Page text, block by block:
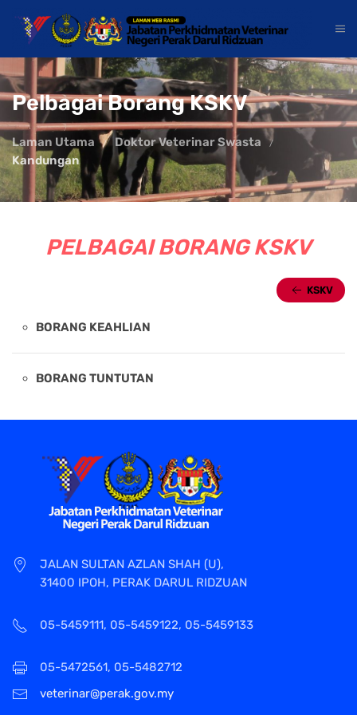
Pelbagai Borang KSKV
Laman Utama
Doktor Veterinar Swasta
Kandungan
PELBAGAI BORANG KSKV
KSKV
BORANG KEAHLIAN
BORANG TUNTUTAN
JALAN SULTAN AZLAN SHAH (U),
31400 IPOH, PERAK DARUL RIDZUAN
05-5459111, 05-5459122, 05-5459133
05-5472561, 05-5482712
veterinar@perak.gov.my